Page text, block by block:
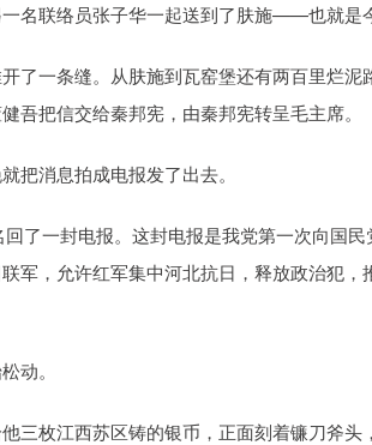
名联络员张子华一起送到了肤施——也就是
了一条缝。从肤施到瓦窑堡还有两百里烂泥
吾把信交给秦邦宪，由秦邦宪转呈毛主席。
把消息拍成电报发了出去。
了一封电报。这封电报是我党第一次向国
军，允许红军集中河北抗日，释放政治犯，
动。
三枚江西苏区铸的银币，正面刻着镰刀斧头